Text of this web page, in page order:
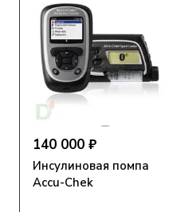
140 000 ₽
Инсулиновая помпа
Accu-Chek